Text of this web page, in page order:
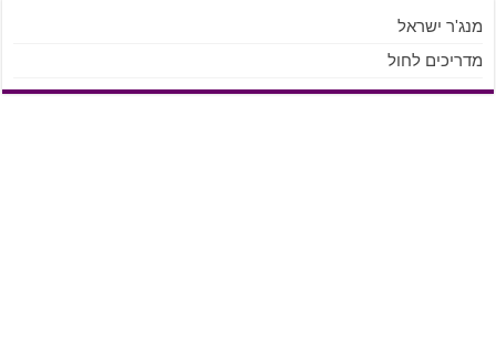
מנג'ר ישראל
מדריכים לחול